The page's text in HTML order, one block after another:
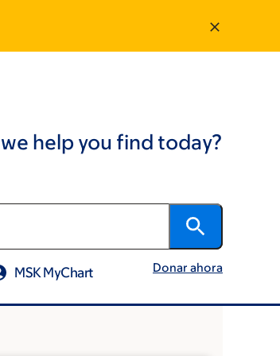
help you find today?
MSK MyChart Donar ahora